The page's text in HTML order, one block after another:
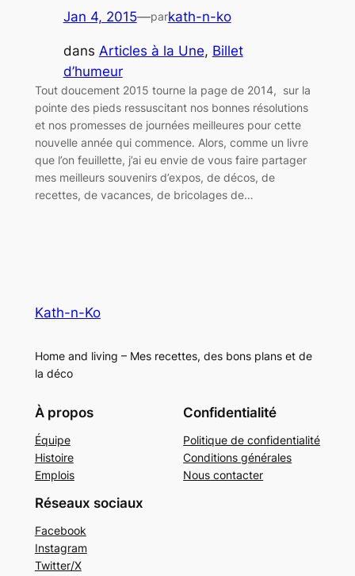
Jan 4, 2015—parkath-n-ko
dans Articles à la Une, Billet
d’humeur
Tout doucement 2015 tourne la page de 2014, sur la
pointe des pieds ressuscitant nos bonnes résolutions
et nos promesses de journées meilleures pour cette
nouvelle année qui commence. Alors, comme un livre
que l’on feuillette, j’ai eu envie de vous faire partager
mes meilleurs souvenirs d’expos, de décos, de
recettes, de vacances, de bricolages de…
Kath-n-Ko
Home and living – Mes recettes, des bons plans et de
la déco
À propos
Équipe
Histoire
Emplois
Confidentialité
Politique de confidentialité
Conditions générales
Nous contacter
Réseaux sociaux
Facebook
Instagram
Twitter/X